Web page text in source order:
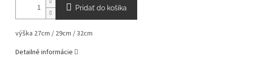
Pridať do košíka
výška 27cm / 29cm / 32cm
Detailné informácie